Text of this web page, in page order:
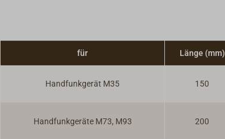
für Länge (mm)
Handfunkgerät M35 150
Handfunkgeräte M73, M93 200